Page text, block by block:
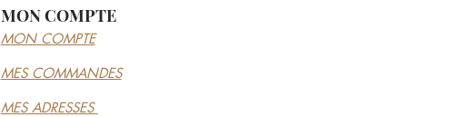
MON COMPTE
MON COMPTE
MES COMMANDES
MES ADRESSES